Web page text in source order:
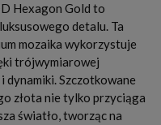
Hexagon Gold to
detalu. Ta
mozaika wykorzystuje
trójwymiarowej
dynamiki. Szczotkowane
złota nie tylko przyciąga
światło, tworząc na